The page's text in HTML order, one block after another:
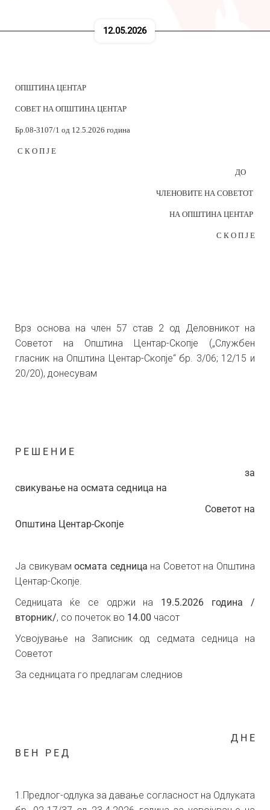
12.05.2026
ОПШТИНА ЦЕНТАР
СОВЕТ НА ОПШТИНА ЦЕНТАР
Бр.08-3107/1 од 12.5.2026 година
С К О П Ј Е
ДО
ЧЛЕНОВИТЕ НА СОВЕТОТ
НА ОПШТИНА ЦЕНТАР
С К О П Ј Е
Врз основа на член 57 став 2 од Деловникот на
Советот на Општина Центар-Скопје („Службен
гласник на Општина Центар-Скопје“ бр. 3/06; 12/15 и
20/20), донесувам
Р Е Ш Е Н И Е
за
свикување на осмата седница на
Советот на
Општина Центар-Скопје
Ја свикувамосмата седница на Советот на Општина
Центар-Скопје.
Седницата ќе се одржи на 19.5.2026 година /
вторник/, со почеток во 14.00 часот
Усвојување на Записник од седмата седница на
Советот
За седницата го предлагам следниов
Д Н Е
В Е Н Р Е Д
1.Предлог-одлука за давање согласност на Одлуката